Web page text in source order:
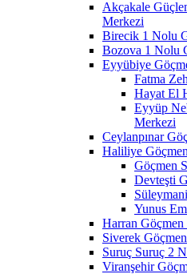
Akçakale
Merkezi
Birecik 1 Nolu
Bozova 1 Nolu
Eyyübiye
Fatma
Hayat El
Eyyüp
Merkezi
Ceylanpınar
Haliliye
Göçmen
Devteşti
Yunus
Harran Göçmen
Siverek
Suruç Suruç 2
Viranşehir